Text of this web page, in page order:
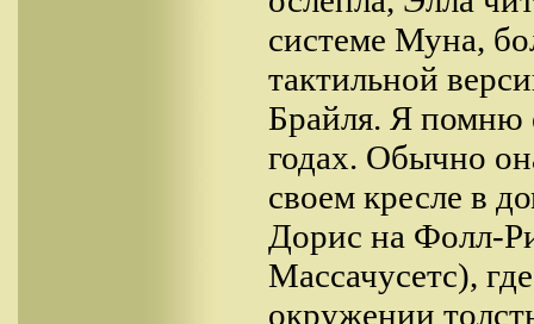
системе Муна,
тактильной
Брайля. Я помню
годах. Обычно
своем кресле в
Дорис на Фолл-
Массачусетс),
окружении